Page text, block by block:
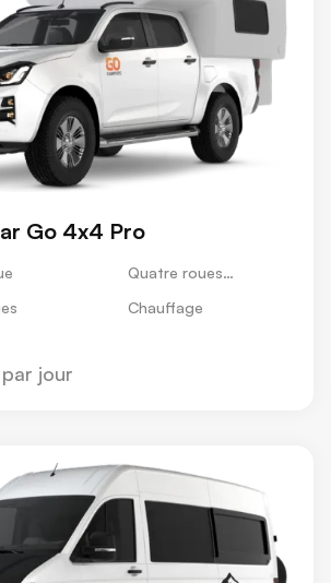
Go 4x4 Pro
Quatre roues
Chauffage
par jour